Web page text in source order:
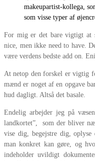
makeupartist-kollega,
som visse typer af
For mig er det bare vigtigt at
nice, men ikke need to have.
være verdens bedste add on.
At netop den forskel er vigtig
mænd er noget af en opgave
hud dagligt. Altså det basale.
Endelig arbejder jeg på
landkortet”, som der bliver
vise dig, begejstre dig,
man konkret kan gøre, og
indeholder uvildigt